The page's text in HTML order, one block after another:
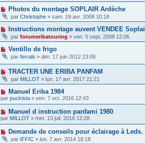
Photos du montage SOPLAIR Ardèche
par Christophe » sam. 19 avr. 2008 10:18
Instructions montage auvent VENDEE
par forumeribatouring » ven. 5 sept. 2008 12:06
Ventillo de frigo
par ferrals » dim. 17 juin 2012 23:08
TRACTER UNE ERIBA PANFAM
par MILLOT » lun. 17 avr. 2017 21:21
Manuel Eriba 1984
par puckista » ven. 7 oct. 2016 12:43
Manuel d instruction panfami 1980
par MILLOT » mer. 13 juil. 2016 12:28
Demande de conseils pour éclairage à Leds.
par IFFIC » lun. 7 avr. 2014 18:18